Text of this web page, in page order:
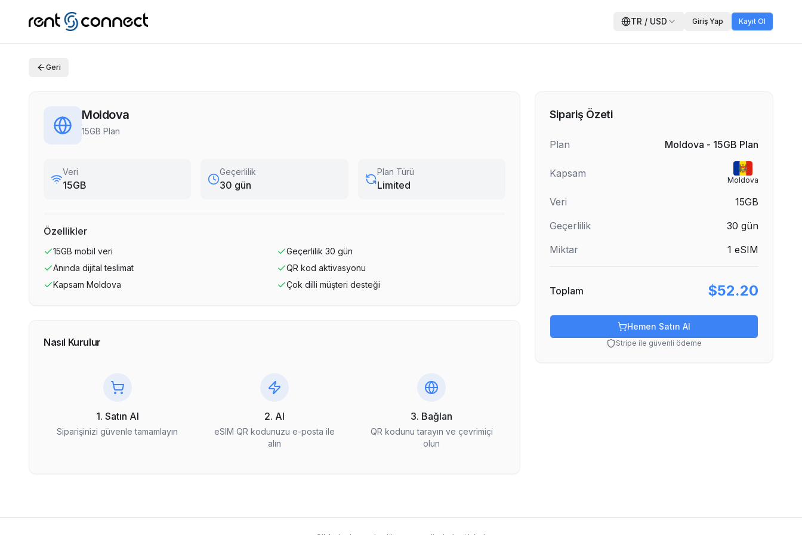
TR / USD Giriş Yap Kayıt Ol
Geri
Moldova
15GB Plan
Veri
15GB
Geçerlilik
30 gün
Plan Türü
Limited
Özellikler
15GB mobil veri Geçerlilik 30 gün
Anında dijital teslimat
QR kod aktivasyonu
Kapsam Moldova Çok dilli müşteri desteği
Nasıl Kurulur
1. Satın Al
Siparişinizi güvenle tamamlayın
2. Al
eSIM QR kodunuzu e-posta ile
alın
3. Bağlan
QR kodunu tarayın ve çevrimiçi
olun
Sipariş Özeti
Plan Moldova - 15GB Plan
Kapsam
Moldova
Veri
15GB
Geçerlilik
30 gün
Miktar
1 eSIM
Toplam $52.20
Hemen Satın Al
Stripe ile güvenli ödeme